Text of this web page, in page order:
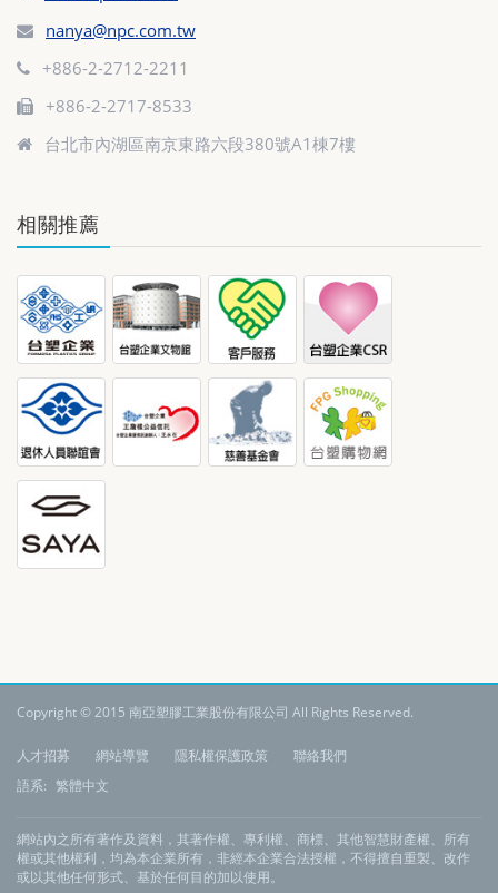
nanya@npc.com.tw
+886-2-2712-2211
+886-2-2717-8533
台北市內湖區南京東路六段380號A1棟7樓
相關推薦
Copyright © 2015 南亞塑膠工業股份有限公司 All Rights Reserved.
人才招募 網站導覽 隱私權保護政策
聯絡我們
語系: 繁體中文
網站內之所有著作及資料，其著作權、專利權、商標、其他智慧財產權、所有
權或其他權利，均為本企業所有，非經本企業合法授權，不得擅自重製、改作
或以其他任何形式、基於任何目的加以使用。